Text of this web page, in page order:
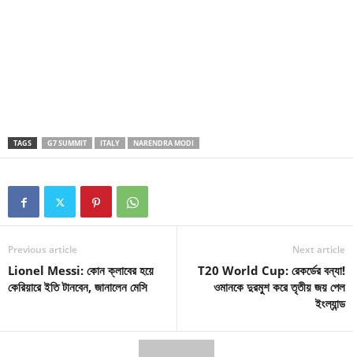
TAGS G7 SUMMIT ITALY NARENDRA MODI
Previous article
Lionel Messi: কোন ক্লাবের হয়ে
কেরিয়ারে ইতি টানবেন, জানালেন মেসি
Next article
T20 World Cup: রেকর্ডের বন্যা!
ওমানকে দুরমুশ করে তৃতীয় জয় পেল
ইংল্যান্ড